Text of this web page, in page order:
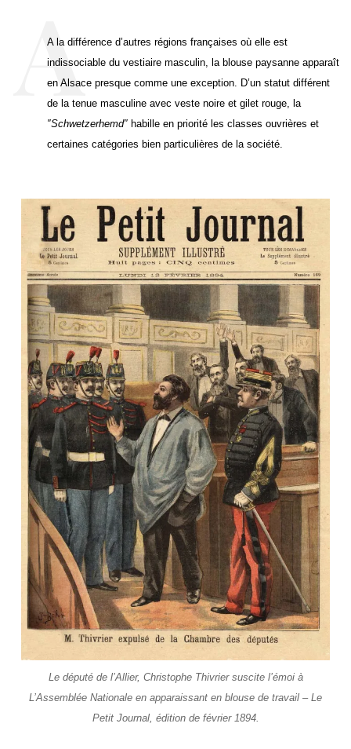
A la différence d’autres régions françaises où elle est
indissociable du vestiaire masculin, la blouse paysanne apparaît
en Alsace presque comme une exception. D’un statut différent
de la tenue masculine avec veste noire et gilet rouge, la
″Schwetzerhemd″ habille en priorité les classes ouvrières et
certaines catégories bien particulières de la société.
Le député de l’Allier, Christophe Thivrier suscite l’émoi à
L’Assemblée Nationale en apparaissant en blouse de travail – Le
Petit Journal, édition de février 1894.